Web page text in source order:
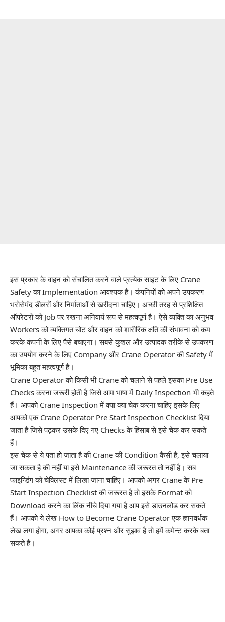
इस प्रकार के वाहन को संचालित करने वाले प्रत्येक साइट के लिए Crane
Safetyका Implementation आवश्यक है। कंपनियों को अपने उपकरण
भरोसेमंद डीलरों और निर्माताओं से खरीदना चाहिए। अच्छी तरह से प्रशिक्षित
ऑपरेटरों को Job पर रखना अनिवार्य रूप से महत्वपूर्ण है। ऐसे व्यक्ति का अनुभव
Workers को व्यक्तिगत चोट और वाहन को शारीरिक क्षति की संभावना को कम
करके कंपनी के लिए पैसे बचाएगा। सबसे कुशल और उत्पादक तरीके से उपकरण
का उपयोग करने के लिए Company और Crane Operator की Safety में
भूमिका बहुत महत्वपूर्ण है।
Crane Operator को किसी भी Crane को चलाने से पहले इसका Pre Use
Checks करना जरूरी होती है जिसे आम भाषा में Daily Inspection भी कहते
हैं। आपको Crane Inspection में क्या क्या चेक करना चाहिए इसके लिए
आपको एक Crane Operator Pre Start Inspection Checklist दिया
जाता है जिसे पढ़कर उसके दिए गए Checks के हिसाब से इसे चेक कर सकते
हैं।
इस चेक से ये पता हो जाता है की Crane की Condition कैसी है, इसे चलाया
जा सकता है की नहीं या इसे Maintenance की जरूरत तो नहीं है। सब
फाइन्डिंग को चेक्लिस्ट में लिखा जाना चाहिए। आपको अगर Crane के Pre
Start Inspection Checklist की जरूरत है तो इसके Format को
Download करने का लिंक नीचे दिया गया है आप इसे डाउनलोड कर सकते
हैं। आपको ये लेख How to Become Crane Operator एक ज्ञानवर्धक
लेख लगा होगा, अगर आपका कोई प्रश्न और सुझाव है तो हमें कमेन्ट करके बता
सकते हैं।